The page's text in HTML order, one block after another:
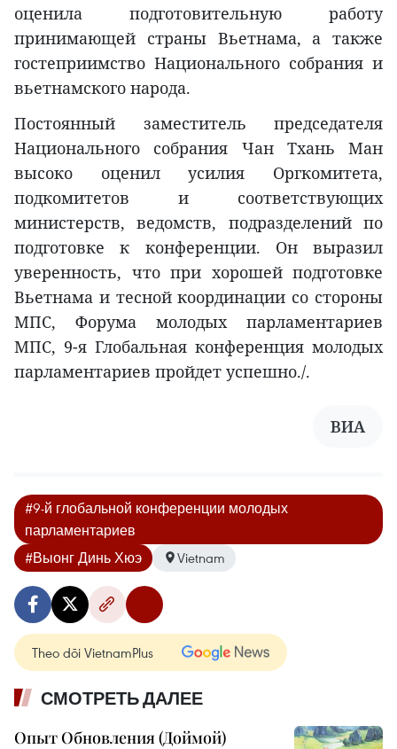
оценила подготовительную работу
принимающей страны Вьетнама, а также
гостеприимство Национального собрания и
вьетнамского народа.
Постоянный заместитель председателя
Национального собрания Чан Тхань Ман
высоко оценил усилия Оргкомитета,
подкомитетов и соответствующих
министерств, ведомств, подразделений по
подготовке к конференции. Он выразил
уверенность, что при хорошей подготовке
Вьетнама и тесной координации со стороны
МПС, Форума молодых парламентариев
МПС, 9-я Глобальная конференция молодых
парламентариев пройдет успешно./.
ВИА
#9-й глобальной конференции молодых
парламентариев
#Выонг Динь Хюэ
Vietnam
Theo dõi VietnamPlus
СМОТРЕТЬ ДАЛЕЕ
Опыт Обновления (Доймой)